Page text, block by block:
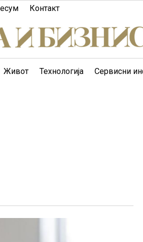
Контакт
Живот Технологија Сервисни